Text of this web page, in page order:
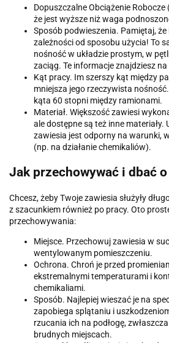
Dopuszczalne Obciążenie Robocze
że jest wyższe niż waga
Sposób podwieszenia. Pamiętaj, że
zależności od sposobu użycia! To
nośność w układzie prostym, w
zaciąg. Te informacje znajdziesz na
Kąt pracy. Im szerszy kąt między
mniejsza jego rzeczywista
kąta 60 stopni między ramionami.
Materiał. Większość zawiesi
ale dostępne są też inne materiały.
zawiesia jest odporny na warunki,
(np. na działanie chemikaliów).
Jak przechowywać i dbać
Chcesz, żeby Twoje zawiesia służyły
z szacunkiem również po pracy. Oto
przechowywania:
Miejsce. Przechowuj zawiesia w
wentylowanym pomieszczeniu.
Ochrona. Chroń je przed
ekstremalnymi temperaturami i
chemikaliami.
Sposób. Najlepiej wieszać je na
zapobiega splątaniu i
rzucania ich na podłogę,
brudnych miejscach.